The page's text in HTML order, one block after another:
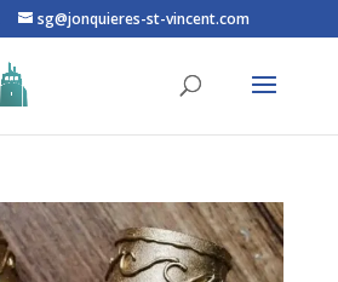
sg@jonquieres-st-vincent.com